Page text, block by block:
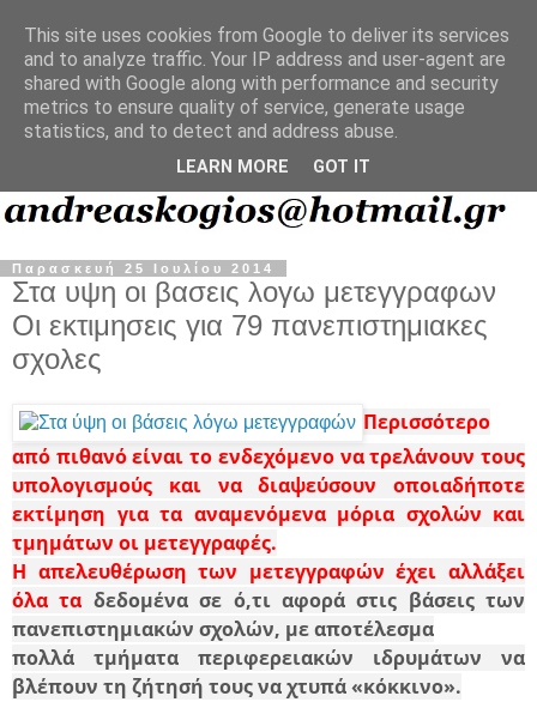
Παρασκευή 25 Ιουλίου 2014
Στα υψη οι βασεις λογω μετεγγραφων
Οι εκτιμησεις για 79 πανεπιστημιακες
σχολες
Περισσότερο
από πιθανό είναι το ενδεχόμενο να τρελάνουν τους
υπολογισμούς και να διαψεύσουν οποιαδήποτε
εκτίμηση για τα αναμενόμενα μόρια σχολών και
τμημάτων οι μετεγγραφές.
Η απελευθέρωση των μετεγγραφώνέχει αλλάξει
όλα τα δεδομένασε ό,τι αφορά στις βάσεις των
πανεπιστημιακών σχολών, με αποτέλεσμα
πολλά τμήματα περιφερειακών ιδρυμάτων να
βλέπουν τη ζήτησή τους να χτυπά «κόκκινο».
This site uses cookies from Google to deliver its services
and to analyze traffic. Your IP address and user-agent are
shared with Google along with performance and security
metrics to ensure quality of service, generate usage
statistics, and to detect and address abuse.
LEARN MORE GOT IT